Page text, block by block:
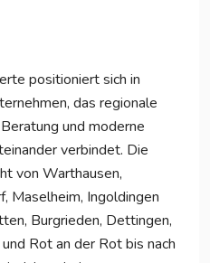
positioniert sich in
das regionale
und moderne
verbindet. Die
von Warthausen,
Maselheim, Ingoldingen
Burgrieden, Dettingen,
Rot an der Rot bis nach